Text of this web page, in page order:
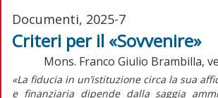
Documenti, 2025-7
Criteri per il «Sovvenire»
Mons. Franco Giulio Brambilla,
«La fiducia in un’istituzione circa la sua
e finanziaria dipende dalla saggia